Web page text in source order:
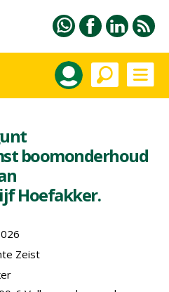
boomonderhoud
Hoefakker.
Zeist